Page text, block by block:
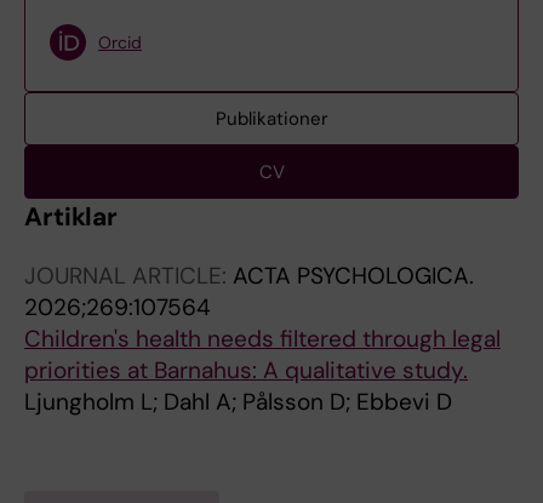
Orcid
Publikationer
CV
Artiklar
JOURNAL ARTICLE: ACTA PSYCHOLOGICA.
2026;269:107564
Children's health needs filtered through legal
priorities at Barnahus: A qualitative study.
Ljungholm L; Dahl A; Pålsson D; Ebbevi D